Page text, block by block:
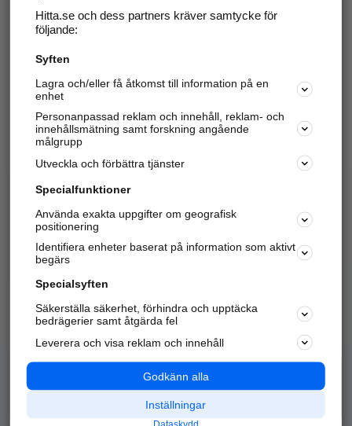
Hitta.se - Gratis nummerupplysning.
Sök företag, personer och platser.
Hitta telefonnummer, adresser, företagsinfo mm.
Marknadsför företaget
Kom igång och annonsera mot
samarbetspartners nära dig.
Alla kategorier
Populära sökningar
API & Kartor
Annonsera
Integritet
Nödnummer
Hitta.se och dess partners kräver samtycke för
följande:
Syften
Lagra och/eller få åtkomst till information på en
enhet
Personanpassad reklam och innehåll, reklam- och
innehållsmätning samt forskning angående
målgrupp
Utveckla och förbättra tjänster
Specialfunktioner
Använda exakta uppgifter om geografisk
positionering
Identifiera enheter baserat på information som aktivt
begärs
Specialsyften
Säkerställa säkerhet, förhindra och upptäcka
bedrägerier samt åtgärda fel
Leverera och visa reklam och innehåll
Godkänn alla
Inställningar
Dataskydd